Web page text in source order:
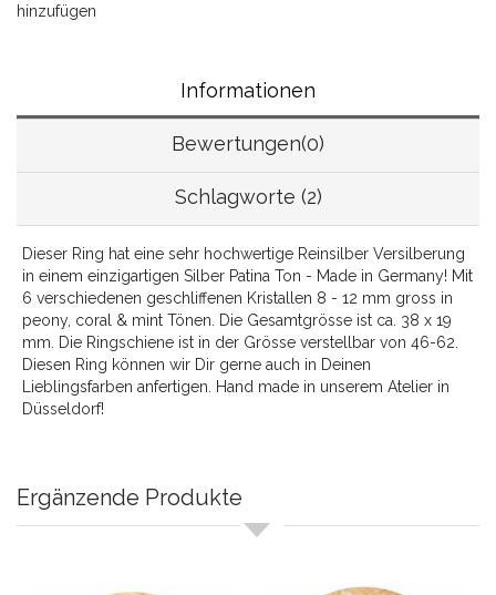
hinzufügen
Informationen
Bewertungen(0)
Schlagworte (2)
Dieser Ring hat eine sehr hochwertige Reinsilber Versilberung
in einem einzigartigen Silber Patina Ton - Made in Germany! Mit
6 verschiedenen geschliffenen Kristallen 8 - 12 mm gross in
peony, coral & mint Tönen. Die Gesamtgrösse ist ca. 38 x 19
mm. Die Ringschiene ist in der Grösse verstellbar von 46-62.
Diesen Ring können wir Dir gerne auch in Deinen
Lieblingsfarben anfertigen. Hand made in unserem Atelier in
Düsseldorf!
Ergänzende Produkte